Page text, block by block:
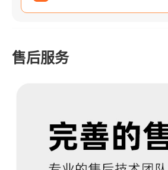
售后服务